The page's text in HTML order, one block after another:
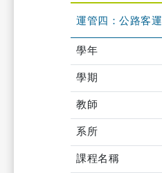
運管四：公路客
學年
學期
教師
系所
課程名稱